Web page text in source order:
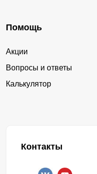
Помощь
Акции
Вопросы и ответы
Калькулятор
Контакты